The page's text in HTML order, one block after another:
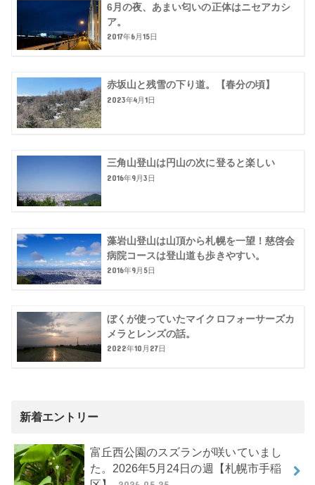
6月の夜、あまい匂いの正体はニセアカシ
ア。
2017年6月15日
赤坂山と残雪の下り道。【春分の頃】
2023年4月1日
三角山登山は円山の次に登ると楽しい
2016年9月3日
藻岩山登山は山頂から札幌を一望！慈啓会
病院コースは登山道も歩きやすい。
2016年9月5日
ぼくが使っていたマイクロフォーサーズカ
メラとレンズの話。
2022年10月27日
新着エントリー
富丘西公園のスズランが咲いていまし
た。2026年5月24日の週【札幌市手稲